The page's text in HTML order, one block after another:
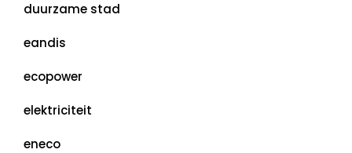
duurzame stad
eandis
ecopower
elektriciteit
eneco